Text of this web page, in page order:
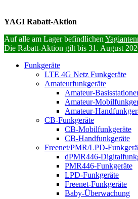
YAGI Rabatt-Aktion
Auf alle am Lager befindlichen
Die Rabatt-Aktion gilt bis 31. August
Funkgeräte
LTE 4G Netz Funkgeräte
Amateurfunkgeräte
Amateur-
Amateur-
Amateur-
CB-Funkgeräte
CB-Mobilfunkgeräte
CB-Handfunkgeräte
Freenet/PMR/LPD-
dPMR446-
PMR446-Funkgeräte
LPD-Funkgeräte
Freenet-Funkgeräte
Baby-Überwachung